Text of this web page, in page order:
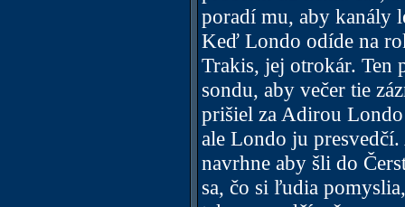
poradí mu, aby kanály
Keď Londo odíde na
Trakis, jej otrokár. Ten
sondu, aby večer tie
prišiel za Adirou
ale Londo ju
navrhne aby šli do
sa, čo si ľudia